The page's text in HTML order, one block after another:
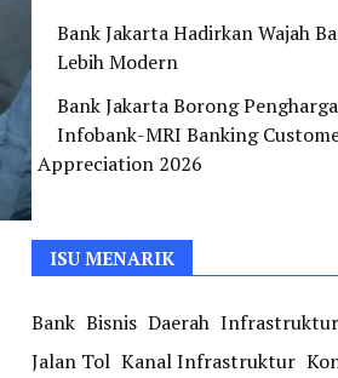
Bank Jakarta Hadirkan Wajah
Lebih Modern
Bank Jakarta Borong
Infobank-MRI Banking
Appreciation 2026
ISU MENARIK
Bank Bisnis Daerah Infrastruktur
Jalan Tol Kanal Infrastruktur